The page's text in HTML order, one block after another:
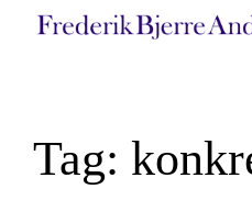
Spring
Tag: